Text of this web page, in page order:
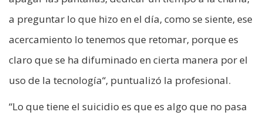
a preguntar lo que hizo en el día, como se siente, ese
acercamiento lo tenemos que retomar, porque es
claro que se ha difuminado en cierta manera por el
uso de la tecnología“, puntualizó la profesional.
“Lo que tiene el suicidio es que es algo que no pasa